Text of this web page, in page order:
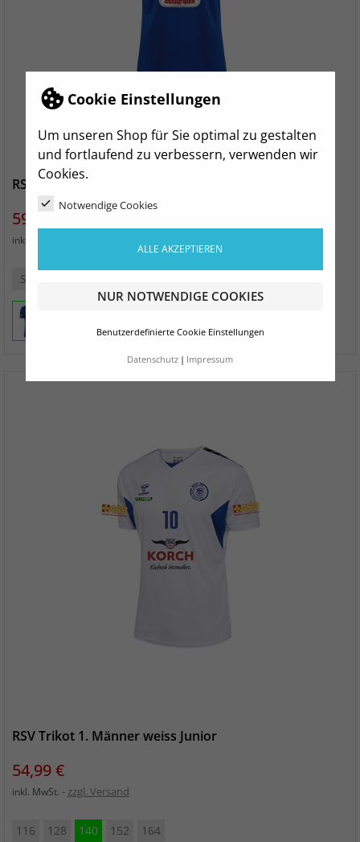
Cookie Einstellungen
Um unseren Shop für Sie optimal zu gestalten
und fortlaufend zu verbessern, verwenden wir
Cookies.
Notwendige Cookies
ALLE AKZEPTIEREN
NUR NOTWENDIGE COOKIES
Benutzerdefinierte Cookie Einstellungen
Datenschutz Impressum
RSV Trikot 1. Männer blau Unisex
Preis
59,99 €
inkl. MwSt.
S
RSV Trikot 1. Männer weiss Junior
Preis
54,99 €
inkl. MwSt. zzgl. Versand
116 128 140 152 164